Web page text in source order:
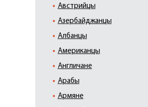
Австрийцы
Азербайджанцы
Албанцы
Американцы
Англичане
Арабы
Армяне